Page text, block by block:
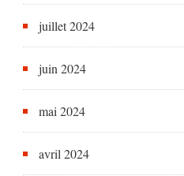
juillet 2024
juin 2024
mai 2024
avril 2024